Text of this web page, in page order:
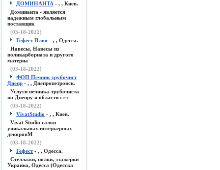
ДОМИНАНТА - , , Киев.
Доминанта - является
надежным глобальным
поставщик
(03-18-2022)
Гефест Плюс - , , Одесса.
Навесы, Навесы из
поликарборната и другого
материа
(03-18-2022)
ФОП Печник-трубочист
Днепр - , , Днепропетровск.
Услуги печника-трубочиста
по Днепру и области : ст
(03-18-2022)
VivatStudio - , , Киев.
Vivat Studio салон
уникальных интерьерных
декоровМ
(03-18-2022)
Гефест- , , Одесса.
Стеллажи, полки, этажерки
Украина, Одесса (Одесска